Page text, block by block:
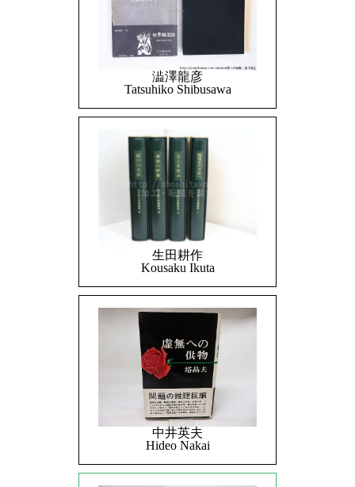
澁澤龍彦
Tatsuhiko Shibusawa
生田耕作
Kousaku Ikuta
中井英夫
Hideo Nakai